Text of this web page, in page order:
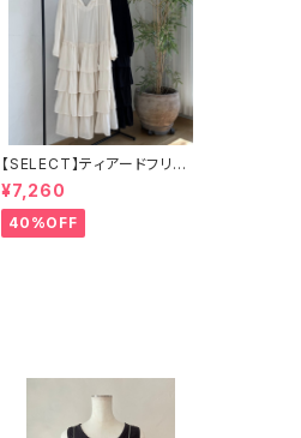
【SELECT】ティアードフリル
ロングワンピース
¥7,260
40%OFF